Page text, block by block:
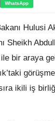
WhatsApp
Hulusi
Sheikh
bir araya
ikili iş